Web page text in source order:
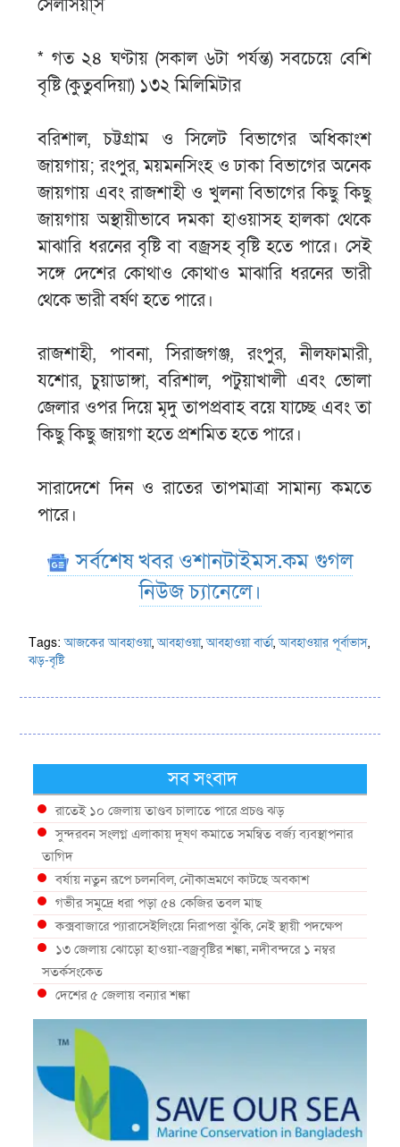
সেলসিয়া্স
* গত ২৪ ঘণ্টায় (সকাল ৬টা পর্যন্ত) সবচেয়ে বেশি
বৃষ্টি (কুতুবদিয়া) ১৩২ মিলিমিটার
বরিশাল, চট্টগ্রাম ও সিলেট বিভাগের অধিকাংশ
জায়গায়; রংপুর, ময়মনসিংহ ও ঢাকা বিভাগের অনেক
জায়গায় এবং রাজশাহী ও খুলনা বিভাগের কিছু কিছু
জায়গায় অস্থায়ীভাবে দমকা হাওয়াসহ হালকা থেকে
মাঝারি ধরনের বৃষ্টি বা বজ্রসহ বৃষ্টি হতে পারে। সেই
সঙ্গে দেশের কোথাও কোথাও মাঝারি ধরনের ভারী
থেকে ভারী বর্ষণ হতে পারে।
রাজশাহী, পাবনা, সিরাজগঞ্জ, রংপুর, নীলফামারী,
যশোর, চুয়াডাঙ্গা, বরিশাল, পটুয়াখালী এবং ভোলা
জেলার ওপর দিয়ে মৃদু তাপপ্রবাহ বয়ে যাচ্ছে এবং তা
কিছু কিছু জায়গা হতে প্রশমিত হতে পারে।
সারাদেশে দিন ও রাতের তাপমাত্রা সামান্য কমতে
পারে।
সর্বশেষ খবর ওশানটাইমস.কম গুগল
নিউজ চ্যানেলে।
Tags:আজকের আবহাওয়া,আবহাওয়া,আবহাওয়া বার্তা,আবহাওয়ার পূর্বাভাস,
ঝড়-বৃষ্টি
সব সংবাদ
রাতেই ১০ জেলায় তাণ্ডব চালাতে পারে প্রচণ্ড ঝড়
সুন্দরবন সংলগ্ন এলাকায় দূষণ কমাতে সমন্বিত বর্জ্য ব্যবস্থাপনার
তাগিদ
বর্ষায় নতুন রূপে চলনবিল, নৌকাভ্রমণে কাটছে অবকাশ
গভীর সমুদ্রে ধরা পড়া ৫৪ কেজির তবল মাছ
কক্সবাজারে প্যারাসেইলিংয়ে নিরাপত্তা ঝুঁকি, নেই স্থায়ী পদক্ষেপ
১৩ জেলায় ঝোড়ো হাওয়া-বজ্রবৃষ্টির শঙ্কা, নদীবন্দরে ১ নম্বর
সতর্কসংকেত
দেশের ৫ জেলায় বন্যার শঙ্কা
দেশের বিভিন্ন অঞ্চলে বজ্রবৃষ্টির আভাস, ঢাকার আকাশও মেঘলা
আগস্টে টানা বৃষ্টি ও বন্যার আভাস, সাগরে একাধিক লঘুচাপের
শঙ্কা
স্বস্তি ও শঙ্কার পূর্বাভাস দিল আবহাওয়া